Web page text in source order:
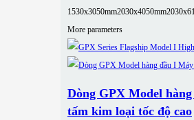
1530x3050mm2030x4050mm
More parameters
Dòng GPX Model
tấm kim loại tốc độ cao